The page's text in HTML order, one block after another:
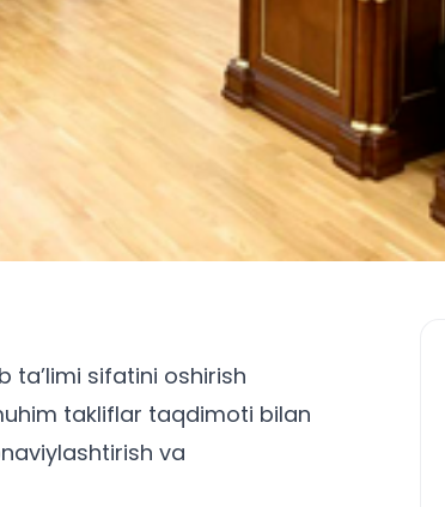
ta’limi sifatini oshirish
takliflar taqdimoti bilan
va